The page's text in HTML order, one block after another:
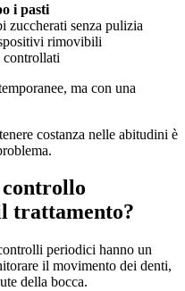
i pasti
zuccherati senza pulizia
rimovibili
ma con una
costanza nelle abitudini è
trattamento?
periodici hanno un
il movimento dei denti,
della bocca.